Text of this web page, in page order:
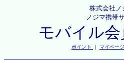
株式会社ノ
ノジマ携帯
モバイル会
ポイント ｜ マイページ